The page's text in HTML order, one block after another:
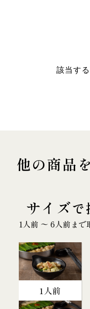
該当す
他の商品
サイズで
1人前 〜 6人前まで
1人前